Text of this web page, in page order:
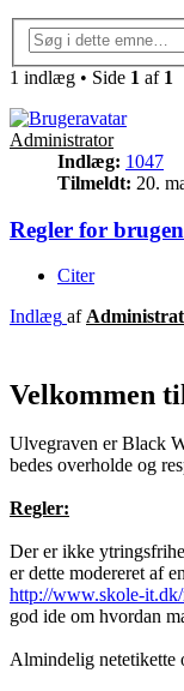
1 indlæg • Side 1 af 1
Administrator
Indlæg: 1047
Tilmeldt: 20.
Regler for
Citer
Indlæg af
Velkommen
Ulvegraven er Black
bedes overholde og
Regler:
Der er ikke
er dette modereret af
http://www.skole-
god ide om hvordan
Almindelig netetikette